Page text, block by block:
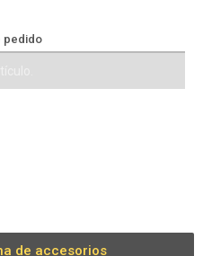
pedido
de accesorios